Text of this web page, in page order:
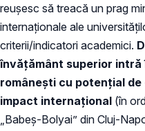
reuşesc să treacă un prag
internaţionale ale
criterii/indicatori academici.
învățământ superior
româneşti cu potenţial
impact internațional (în
„Babeș-Bolyai” din Cluj-